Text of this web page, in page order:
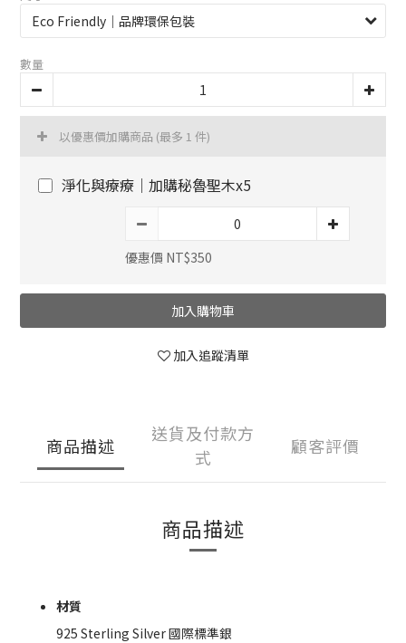
數量
以優惠價加購商品 (最多 1 件)
淨化與療療｜加購秘魯聖木x5
優惠價 NT$350
加入購物車
加入追蹤清單
商品描述
送貨及付款方
式
顧客評價
商品描述
材質
925 Sterling Silver 國際標準銀